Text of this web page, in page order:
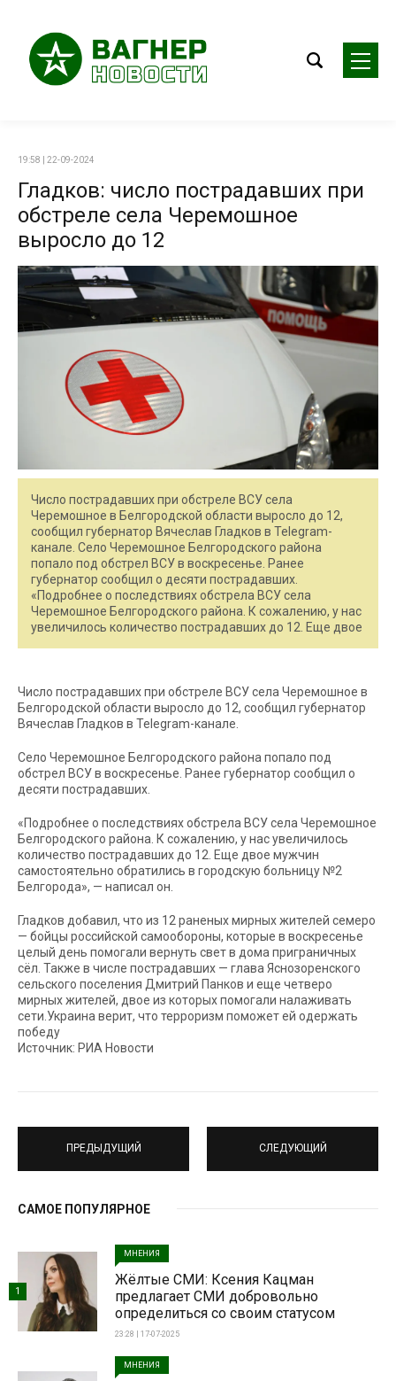
19:58 | 22-09-2024
Гладков: число пострадавших при
обстреле села Черемошное
выросло до 12
Число пострадавших при обстреле ВСУ села
Черемошное в Белгородской области выросло до 12,
сообщил губернатор Вячеслав Гладков в Telegram-
канале. Село Черемошное Белгородского района
попало под обстрел ВСУ в воскресенье. Ранее
губернатор сообщил о десяти пострадавших.
«Подробнее о последствиях обстрела ВСУ села
Черемошное Белгородского района. К сожалению, у нас
увеличилось количество пострадавших до 12. Еще двое
Число пострадавших при обстреле ВСУ села Черемошное в
Белгородской области выросло до 12, сообщил губернатор
Вячеслав Гладков в Telegram-канале.
Село Черемошное Белгородского района попало под
обстрел ВСУ в воскресенье. Ранее губернатор сообщил о
десяти пострадавших.
«Подробнее о последствиях обстрела ВСУ села Черемошное
Белгородского района. К сожалению, у нас увеличилось
количество пострадавших до 12. Еще двое мужчин
самостоятельно обратились в городскую больницу №2
Белгорода», — написал он.
Гладков добавил, что из 12 раненых мирных жителей семеро
— бойцы российской самообороны, которые в воскресенье
целый день помогали вернуть свет в дома приграничных
сёл. Также в числе пострадавших — глава Яснозоренского
сельского поселения Дмитрий Панков и еще четверо
мирных жителей, двое из которых помогали налаживать
сети.Украина верит, что терроризм поможет ей одержать
победу
Источник: РИА Новости
ПРЕДЫДУЩИЙ СЛЕДУЮЩИЙ
САМОЕ ПОПУЛЯРНОЕ
МНЕНИЯ
Жёлтые СМИ: Ксения Кацман
предлагает СМИ добровольно
определиться со своим статусом
23:28 | 17-07-2025
1
МНЕНИЯ